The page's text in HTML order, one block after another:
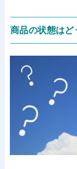
商品の状態はど